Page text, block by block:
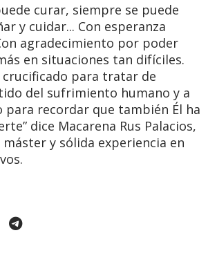
curar, siempre se puede
y cuidar... Con esperanza
agradecimiento por poder
en situaciones tan difíciles.
crucificado para tratar de
del sufrimiento humano y a
para recordar que también Él ha
dice Macarena Rus Palacios,
y sólida experiencia en